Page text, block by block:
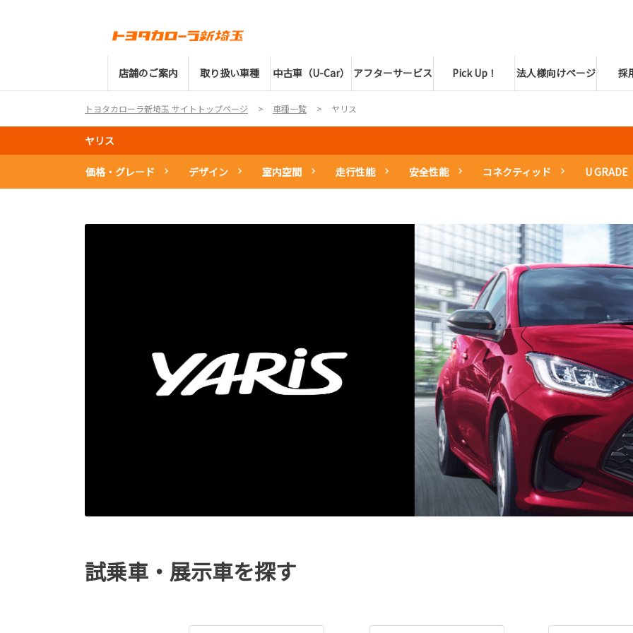
店舗のご案内 取り扱い車種 中古車（U-Car） アフターサービス Pick Up！ 法人様向けページ 採
トヨタカローラ新埼玉 サイトトップページ 車種一覧 ヤリス
ヤリス
価格・グレード デザイン 室内空間 走行性能 安全性能 コネクティッド U GRADE
試乗車・展示車を探す